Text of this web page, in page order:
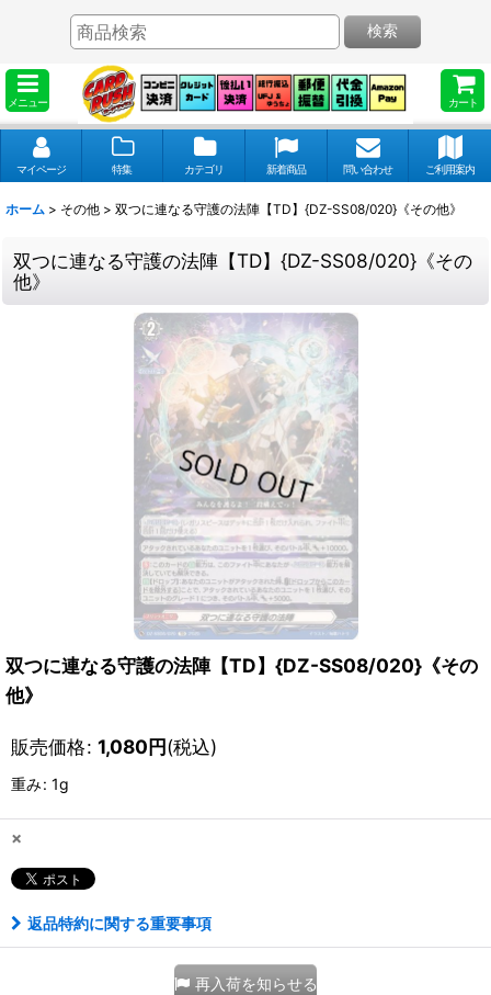
メニュー カート
検索
マイページ 特集 カテゴリ 新着商品 問い合わせ ご利用案内
ホーム > その他 > 双つに連なる守護の法陣【TD】{DZ-SS08/020}《その他》
双つに連なる守護の法陣【TD】{DZ-SS08/020}《その
他》
双つに連なる守護の法陣【TD】{DZ-SS08/020}《その
他》
販売価格: 1,080円(税込)
重み: 1g
×
返品特約に関する重要事項
再入荷を知らせる